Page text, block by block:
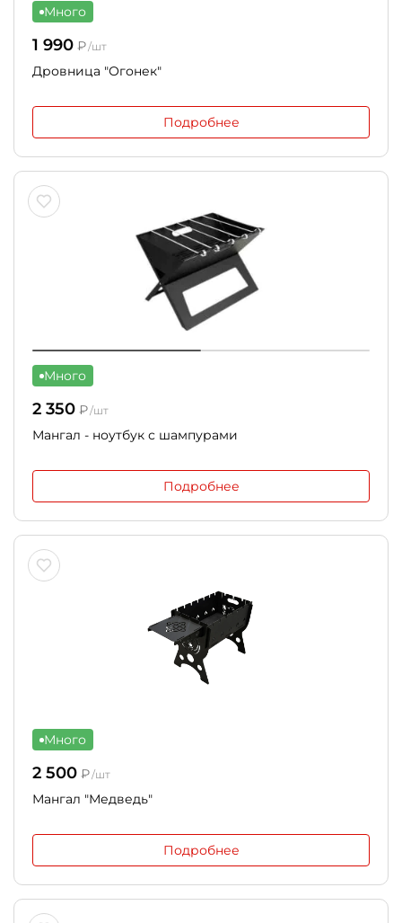
Много
1 990 ₽/шт
Дровница "Огонек"
Подробнее
Много
2 350 ₽/шт
Мангал - ноутбук с шампурами
Подробнее
Много
2 500 ₽/шт
Мангал "Медведь"
Подробнее